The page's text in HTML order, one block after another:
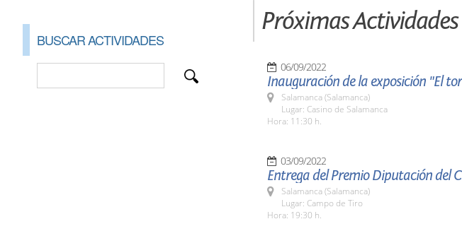
BUSCAR ACTIVIDADES
Próximas
06/09/2022
Inauguración de la exposición "El
Salamanca (Salamanca)
Lugar: Casino de Salamanca
Hora: 11:30 h.
03/09/2022
Entrega del Premio Diputación del
Salamanca (Salamanca)
Lugar: Campo de Tiro
Hora: 19:30 h.